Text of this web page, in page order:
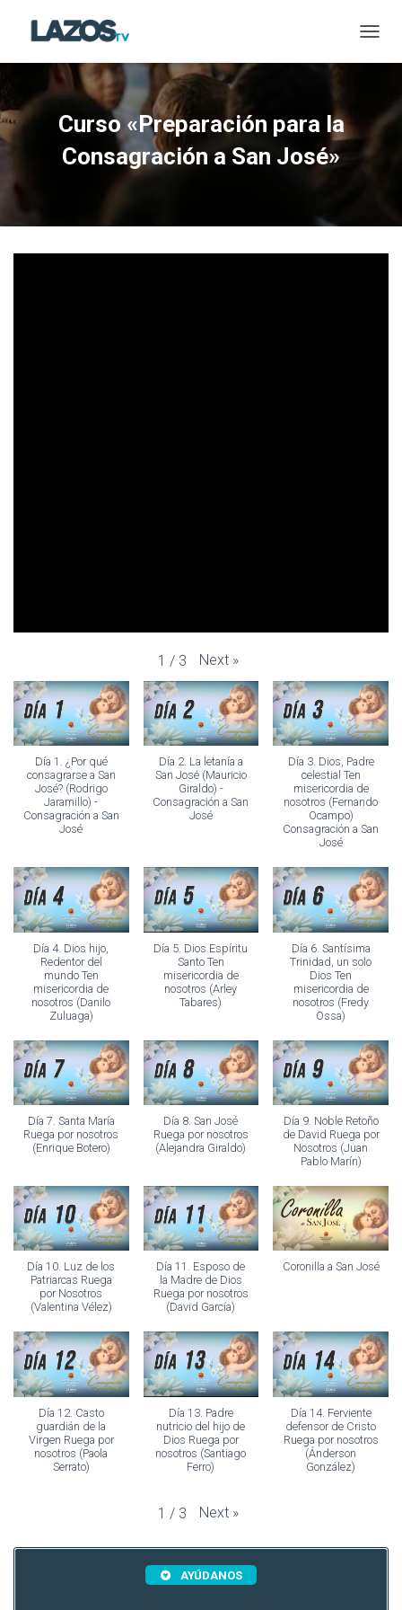
Curso «Preparación para la
Consagración a San José»
1 / 3 Next »
Día 1. ¿Por qué
consagrarse a San
José? (Rodrigo
Jaramillo) -
Consagración a San
José
Día 2. La letanía a
San José (Mauricio
Giraldo) -
Consagración a San
José
Día 3. Dios, Padre
celestial Ten
misericordia de
nosotros (Fernando
Ocampo)
Consagración a San
José
Día 4. Dios hijo,
Redentor del
mundo Ten
misericordia de
nosotros (Danilo
Zuluaga)
Día 5. Dios Espíritu
Santo Ten
misericordia de
nosotros (Arley
Tabares)
Día 6. Santísima
Trinidad, un solo
Dios Ten
misericordia de
nosotros (Fredy
Ossa)
Día 7. Santa María
Ruega por nosotros
(Enrique Botero)
Día 8. San José
Ruega por nosotros
(Alejandra Giraldo)
Día 9. Noble Retoño
de David Ruega por
Nosotros (Juan
Pablo Marín)
Día 10. Luz de los
Patriarcas Ruega
por Nosotros
(Valentina Vélez)
Día 11. Esposo de
la Madre de Dios
Ruega por nosotros
(David García)
Coronilla a San José
Día 12. Casto
guardián de la
Virgen Ruega por
nosotros (Paola
Serrato)
Día 13. Padre
nutricio del hijo de
Dios Ruega por
nosotros (Santiago
Ferro)
Día 14. Ferviente
defensor de Cristo
Ruega por nosotros
(Ánderson
González)
1 / 3 Next »
AYÚDANOS